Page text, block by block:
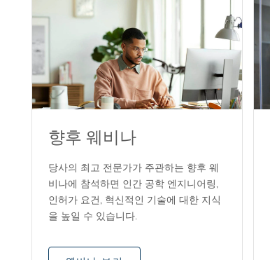
향후 웨비나
당사의 최고 전문가가 주관하는 향후 웨
비나에 참석하면 인간 공학 엔지니어링,
인허가 요건, 혁신적인 기술에 대한 지식
을 높일 수 있습니다.